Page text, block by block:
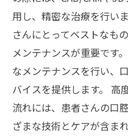
用し、精密な治療を行い
さんにとってベストなも
メンテナンスが重要です
なメンテナンスを行い、
バイスを提供します。 高
流れには、患者さんの口
ざまな技術とケアが含ま